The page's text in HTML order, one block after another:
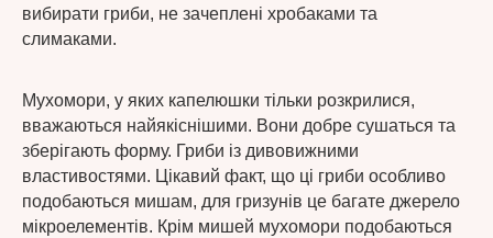
вибирати гриби, не зачеплені хробаками та
слимаками.
Мухомори, у яких капелюшки тільки розкрилися,
вважаються найякіснішими. Вони добре сушаться та
зберігають форму. Гриби із дивовижними
властивостями. Цікавий факт, що ці гриби особливо
подобаються мишам, для гризунів це багате джерело
мікроелементів. Крім мишей мухомори подобаються